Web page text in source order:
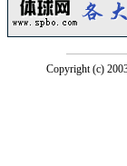
Copyright (c)